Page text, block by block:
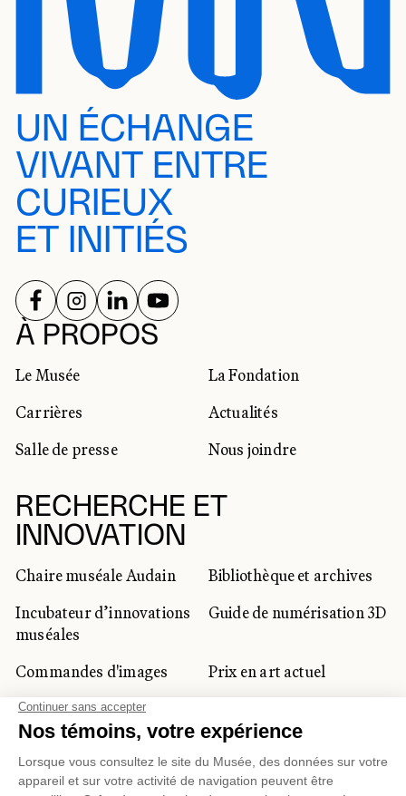
UN ÉCHANGE
VIVANT ENTRE
CURIEUX
ET INITIÉS
À PROPOS
Le Musée
La Fondation
Carrières
Actualités
Salle de presse
Nous joindre
RECHERCHE ET
INNOVATION
Chaire muséale Audain
Bibliothèque et archives
Incubateur d’innovations
muséales
Guide de numérisation 3D
Commandes d'images
Prix en art actuel
Prix Lynne-Cohen
CLIENTÈLE CORPORATIVE
RÉSEAUX SOCIAUX
SUIVEZ-NOUS SUR
SUIVEZ-NOUS SUR
SUIVEZ-NOUS SUR
SUIVEZ-NOUS SUR